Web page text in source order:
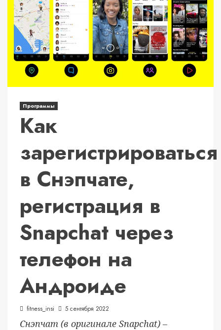
Программы
Как
зарегистрироваться
в Снэпчате,
регистрация в
Snapchat через
телефон на
Андроиде
fitness_insi 5 сентября 2022
Снэпчат (в оригинале Snapchat) –